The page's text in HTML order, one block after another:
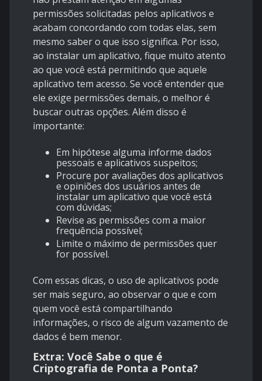
permissões solicitadas pelos aplicativos e
acabam concordando com todas elas, sem
mesmo saber o que isso significa. Por isso,
ao instalar um aplicativo, fique muito atento
ao que você está permitindo que aquele
aplicativo tem acesso. Se você entender que
ele exige permissões demais, o melhor é
buscar outras opções. Além disso é
importante:
Em hipótese alguma informe dados
pessoais e aplicativos suspeitos;
Procure por avaliações dos aplicativos
e opiniões dos usuários antes de
instalar um aplicativo que você está
com dúvidas;
Revise as permissões com a maior
frequência possível;
Limite o máximo de permissões quer
for possível.
Com essas dicas, o uso de aplicativos pode
ser mais seguro, ao observar o que e com
quem você está compartilhando
informações, o risco de algum vazamento de
dados é bem menor.
Extra: Você Sabe o que é
Criptografia de Ponta a Ponta?